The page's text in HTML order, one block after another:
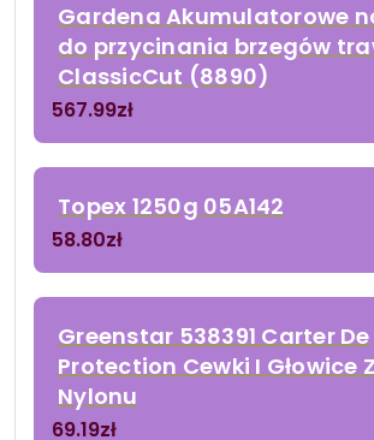
Gardena Akumulatorowe
do przycinania brzegów
ClassicCut (8890)
567.99zł
Topex 1250g 05A142
58.80zł
Greenstar 538391 Carter De
Protection Cewki I Głowice Z
Nylonu
69.19zł